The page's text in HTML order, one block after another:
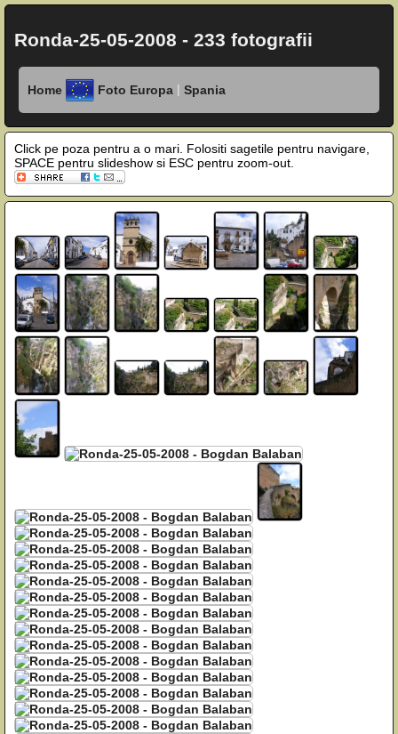
Ronda-25-05-2008 - 233 fotografii
Home Foto Europa | Spania
Click pe poza pentru a o mari. Folositi sagetile pentru navigare,
SPACE pentru slideshow si ESC pentru zoom-out.